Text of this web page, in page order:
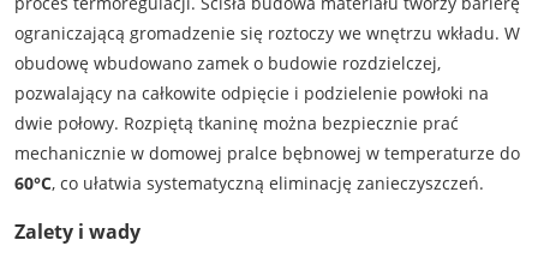
ograniczającą gromadzenie się roztoczy we wnętrzu wkładu. W
obudowę wbudowano zamek o budowie rozdzielczej,
pozwalający na całkowite odpięcie i podzielenie powłoki na
dwie połowy. Rozpiętą tkaninę można bezpiecznie prać
mechanicznie w domowej pralce bębnowej w temperaturze do
60°C, co ułatwia systematyczną eliminację zanieczyszczeń.
Zalety i wady